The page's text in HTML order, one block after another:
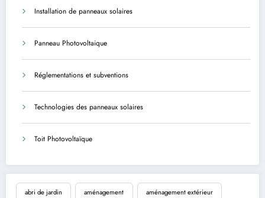
Installation de panneaux solaires
Panneau Photovoltaique
Réglementations et subventions
Technologies des panneaux solaires
Toit Photovoltaïque
abri de jardin aménagement aménagement extérieur